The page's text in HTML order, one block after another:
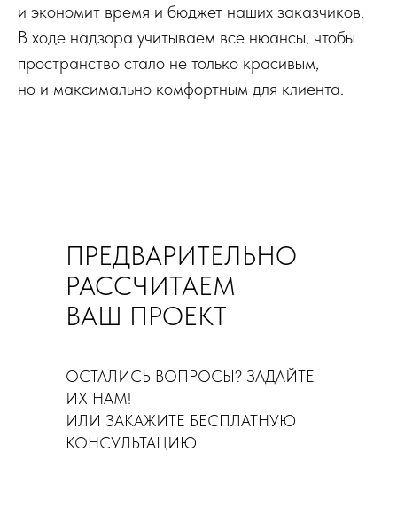
и экономит время и бюджет наших заказчиков.
В ходе надзора учитываем все нюансы, чтобы
пространство стало не только красивым,
но и максимально комфортным для клиента.
ПРЕДВАРИТЕЛЬНО
РАССЧИТАЕМ
ВАШ ПРОЕКТ
ОСТАЛИСЬ ВОПРОСЫ? ЗАДАЙТЕ
ИХ НАМ!
ИЛИ ЗАКАЖИТЕ БЕСПЛАТНУЮ
КОНСУЛЬТАЦИЮ